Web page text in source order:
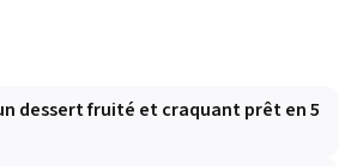
dessert fruité et craquant prêt en 5